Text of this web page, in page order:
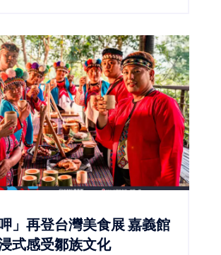
」再登台灣美食展 嘉義館
式感受鄒族文化